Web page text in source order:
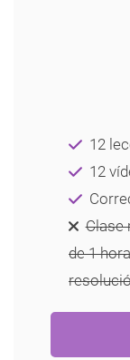
12
12
Clase
de 1